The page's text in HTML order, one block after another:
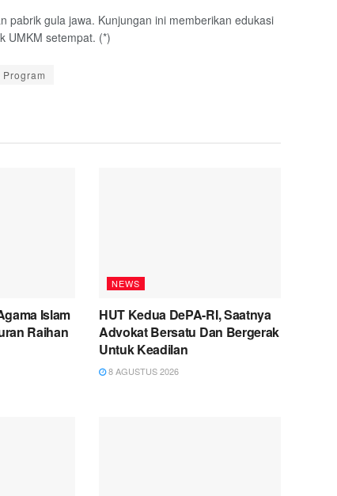
pabrik gula jawa. Kunjungan ini memberikan edukasi
UMKM setempat. (*)
Islam
Raihan
NEWS
HUT Kedua DePA-RI, Saatnya
Advokat Bersatu Dan Bergerak
Untuk Keadilan
8 AGUSTUS 2026